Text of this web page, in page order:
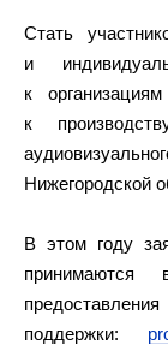
Стать
и
к
к
Нижегородской
В этом году
поддержки: